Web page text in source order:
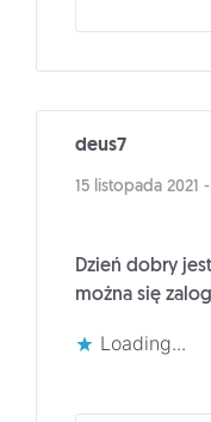
deus7
15 listopada 2021
Dzień dobry
można się
Loading...